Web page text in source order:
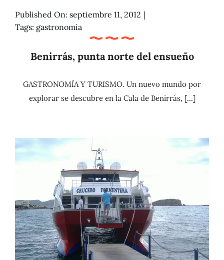
Published On: septiembre 11, 2012 |
Tags: gastronomía
Benirrás, punta norte del ensueño
GASTRONOMÍA Y TURISMO. Un nuevo mundo por
explorar se descubre en la Cala de Benirrás, [...]